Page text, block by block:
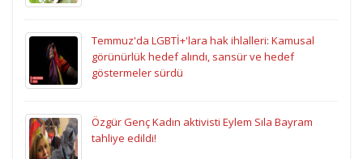
Temmuz'da LGBTİ+'lara hak ihlalleri: Kamusal
görünürlük hedef alındı, sansür ve hedef
göstermeler sürdü
Özgür Genç Kadın aktivisti Eylem Sıla Bayram
tahliye edildi!